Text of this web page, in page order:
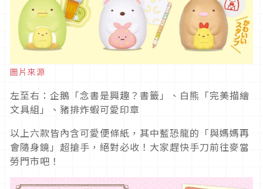
圖片來源
左至右：企鵝「念書是興趣？書籤」、白熊「完美描繪
文具組」、豬排炸蝦可愛印章
以上六款皆內含可愛便條紙，其中藍恐龍的「與媽媽再
會隨身鏡」超搶手，絕對必收！大家趕快手刀前往麥當
勞門市吧！